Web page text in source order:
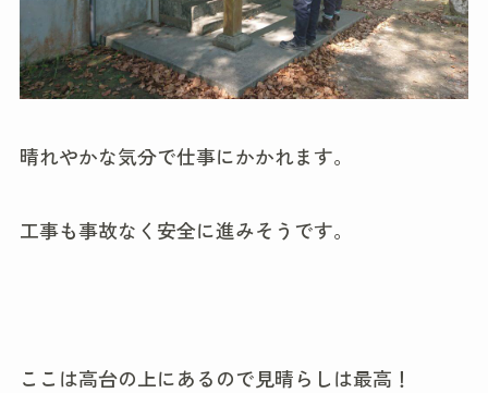
晴れやかな気分で仕事にかかれます。
工事も事故なく安全に進みそうです。
ここは高台の上にあるので見晴らしは最高！